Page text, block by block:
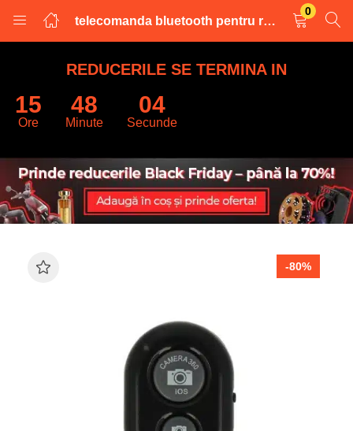
telecomanda bluetooth pentru ringlight selfie stick
0
LOGARE
INREGISTRARE
Introduceti numele de utilizator și parola pentru a va autentifica.
REDUCERILE SE TERMINA IN
15
Ore
48
Minute
03
Secunde
-80%